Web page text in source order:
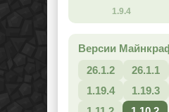
1.9.4
Версии
26.1.2
26.1.1
1.19.4
1.19.3